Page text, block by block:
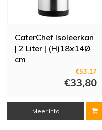
CaterChef Isoleerkan
| 2 Liter | (H)18x14Ø
cm
€53,17
€33,80
Meer info